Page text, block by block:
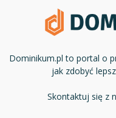
Dominikum.pl to portal o
jak zdobyć
Skontaktuj się z